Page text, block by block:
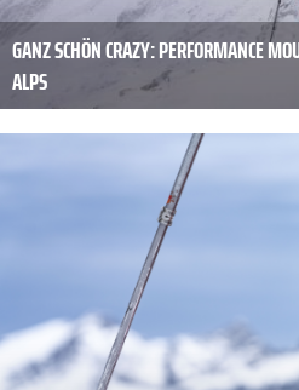
GANZ SCHÖN CRAZY: PERFORMANCE
ALPS